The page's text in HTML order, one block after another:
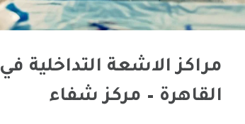
مراكز الاشعة التداخلية في
القاهرة – مركز شفاء